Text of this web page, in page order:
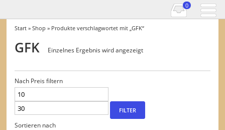
0
Start »Shop » Produkte verschlagwortet mit „GFK“
GFK Einzelnes Ergebnis wird angezeigt
Nach Preis filtern
Min.
Preis
PreisFILTER
Sortieren nach